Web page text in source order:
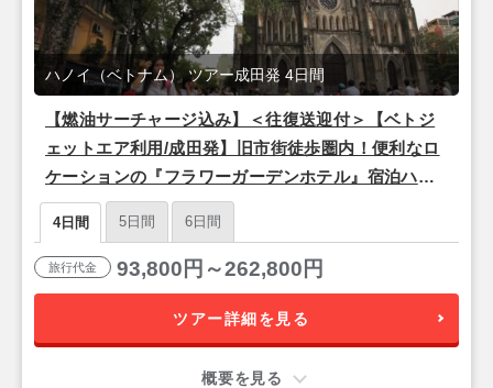
【燃油サーチャージ込み】＜往復送迎付＞【ベトジ
ェットエア利用/成田発】旧市街徒歩圏内！便利なロ
ケーションの『フラワーガーデンホテル』宿泊ハノ
イ2泊4日
ハノイ（ベトナム） ツアー成田発 4日間
4日間 5日間 6日間
旅行代金 93,800円～262,800円
ツアー詳細を見る
概要を見る